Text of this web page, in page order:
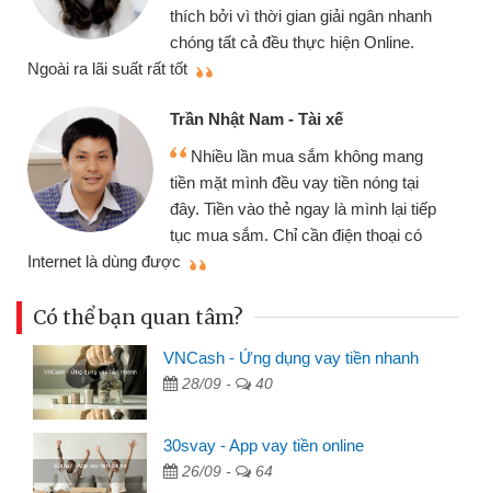
thích bởi vì thời gian giải ngân nhanh
chóng tất cả đều thực hiện Online.
Ngoài ra lãi suất rất tốt
Trần Nhật Nam - Tài xế
Nhiều lần mua sắm không mang
tiền mặt mình đều vay tiền nóng tại
đây. Tiền vào thẻ ngay là mình lại tiếp
tục mua sắm. Chỉ cần điện thoại có
Internet là dùng được
Có thể bạn quan tâm?
VNCash - Ứng dụng vay tiền nhanh
28/09 - 40
30svay - App vay tiền online
26/09 - 64